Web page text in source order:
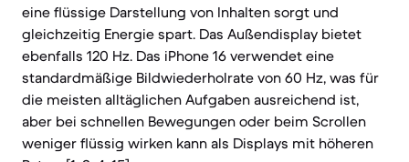
eine flüssige Darstellung von Inhalten sorgt und
gleichzeitig Energie spart. Das Außendisplay bietet
ebenfalls 120 Hz. Das iPhone 16 verwendet eine
standardmäßige Bildwiederholrate von 60 Hz, was für
die meisten alltäglichen Aufgaben ausreichend ist,
aber bei schnellen Bewegungen oder beim Scrollen
weniger flüssig wirken kann als Displays mit höheren